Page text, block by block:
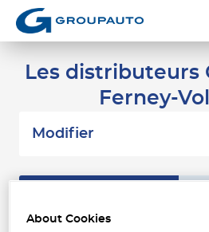
Les distributeurs
Ferney-
Modifier
About Cookies